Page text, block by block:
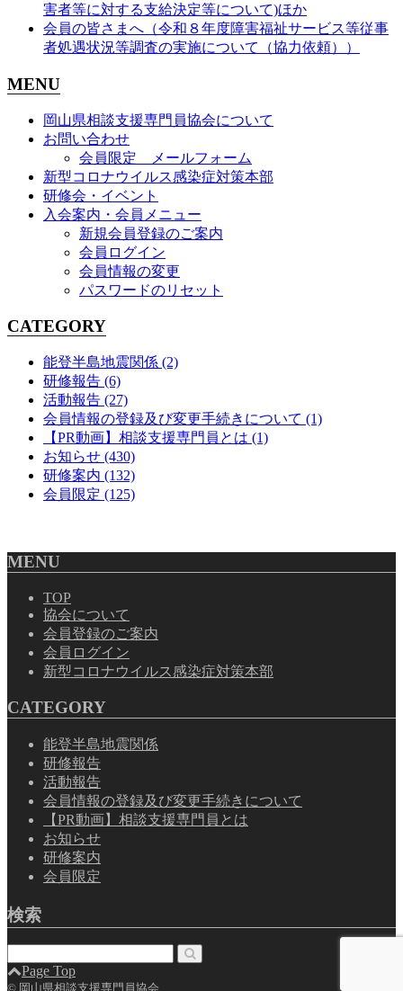
害者等に対する支給決定等について)ほか
会員の皆さまへ（令和８年度障害福祉サービス等従事
者処遇状況等調査の実施について（協力依頼））
MENU
岡山県相談支援専門員協会について
お問い合わせ
会員限定 メールフォーム
新型コロナウイルス感染症対策本部
研修会・イベント
入会案内・会員メニュー
新規会員登録のご案内
会員ログイン
会員情報の変更
パスワードのリセット
CATEGORY
能登半島地震関係 (2)
研修報告 (6)
活動報告 (27)
会員情報の登録及び変更手続きについて (1)
【PR動画】相談支援専門員とは (1)
お知らせ (430)
研修案内 (132)
会員限定 (125)
MENU
TOP
協会について
会員登録のご案内
会員ログイン
新型コロナウイルス感染症対策本部
CATEGORY
能登半島地震関係
研修報告
活動報告
会員情報の登録及び変更手続きについて
【PR動画】相談支援専門員とは
お知らせ
研修案内
会員限定
検索
Page Top
© 岡山県相談支援専門員協会